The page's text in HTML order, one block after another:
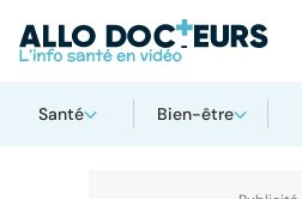
Santé Bien-être